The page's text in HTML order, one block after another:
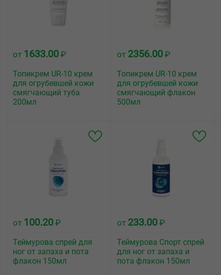
от 1633.00 ₽
Топикрем UR-10 крем
для огрубевшей кожи
смягчающий туба
200мл
от 2356.00 ₽
Топикрем UR-10 крем
для огрубевшей кожи
смягчающий флакон
500мл
от 100.20 ₽
Теймурова спрей для
ног от запаха и пота
флакон 150мл
от 233.00 ₽
Теймурова Спорт спрей
для ног от запаха и
пота флакон 150мл